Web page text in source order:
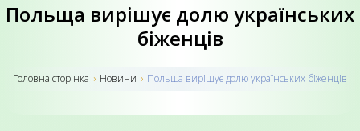
Польща вирішує долю українських
біженців
Головна сторiнка › Новини › Польща вирішує долю українських біженців